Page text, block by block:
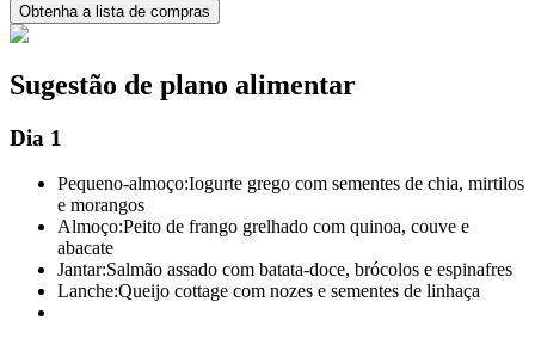
Obtenha a lista de compras
Sugestão de plano alimentar
Dia 1
Pequeno-almoço:Iogurte grego com sementes de chia, mirtilos
e morangos
Almoço:Peito de frango grelhado com quinoa, couve e
abacate
Jantar:Salmão assado com batata-doce, brócolos e espinafres
Lanche:Queijo cottage com nozes e sementes de linhaça